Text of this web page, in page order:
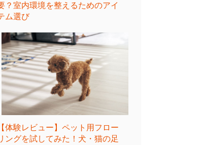
？室内環境を整えるためのアイ
ム選び
【体験レビュー】ペット用フロー
ングを試してみた！犬・猫の足